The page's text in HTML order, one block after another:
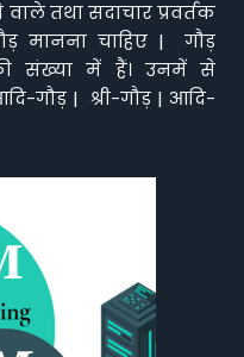
तथा सदाचार प्रवर्तक
मानना चाहिए | गौड़
संख्या में हैं। उनमें से
गौड़ | श्री-गौड़ | आदि-